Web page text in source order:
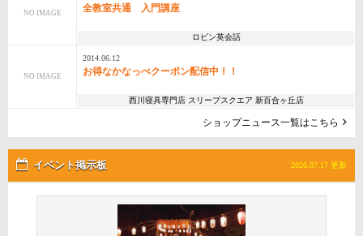
NO IMAGE 全教室共通 入門講座
ロビン英会話
NO IMAGE
2014.06.12
お得なかなっぺクーポン配信中！！
西川寝具専門店 スリープスクエア 新百合ヶ丘店
ショップニュース一覧はこちら
イベント掲示板 2026.07.17 更新